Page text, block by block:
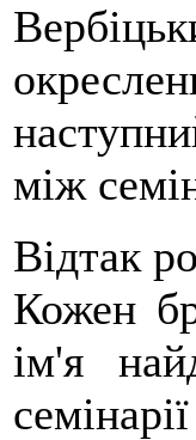
між
Відтак
Кожен
ім'я